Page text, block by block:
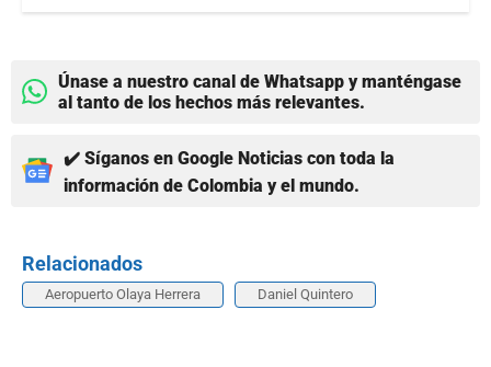
Únase a nuestro canal de Whatsapp y manténgase
al tanto de los hechos más relevantes.
✔️ Síganos en Google Noticias con toda la
información de Colombia y el mundo.
Relacionados
Aeropuerto Olaya Herrera Daniel Quintero